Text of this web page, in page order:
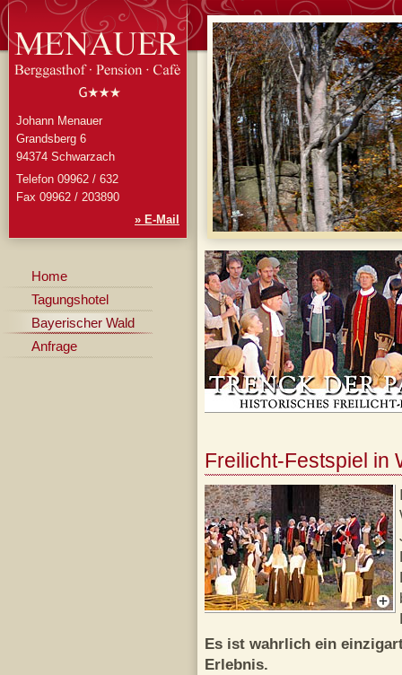
Johann Menauer
Grandsberg 6
94374 Schwarzach
Telefon 09962 / 632
Fax 09962 / 203890
» E-Mail
Home
Tagungshotel
Bayerischer Wald
Anfrage
Freilicht-Festspiel in
Es ist wahrlich ein
Erlebnis.